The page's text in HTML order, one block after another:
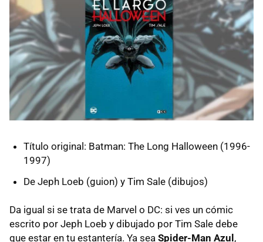
Título original: Batman: The Long Halloween (1996-
1997)
De Jeph Loeb (guion) y Tim Sale (dibujos)
Da igual si se trata de Marvel o DC: si ves un cómic
escrito por Jeph Loeb y dibujado por Tim Sale debe
que estar en tu estantería. Ya sea Spider-Man Azul,